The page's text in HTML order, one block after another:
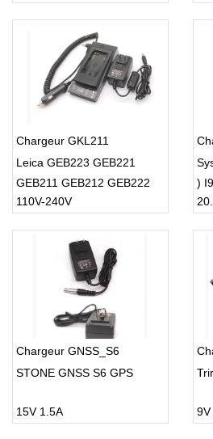
Chargeur GKL211
Leica GEB223 GEB221
GEB211 GEB212 GEB222
110V-240V
)
Chargeur GNSS_S6
STONE GNSS S6 GPS
15V 1.5A 9V